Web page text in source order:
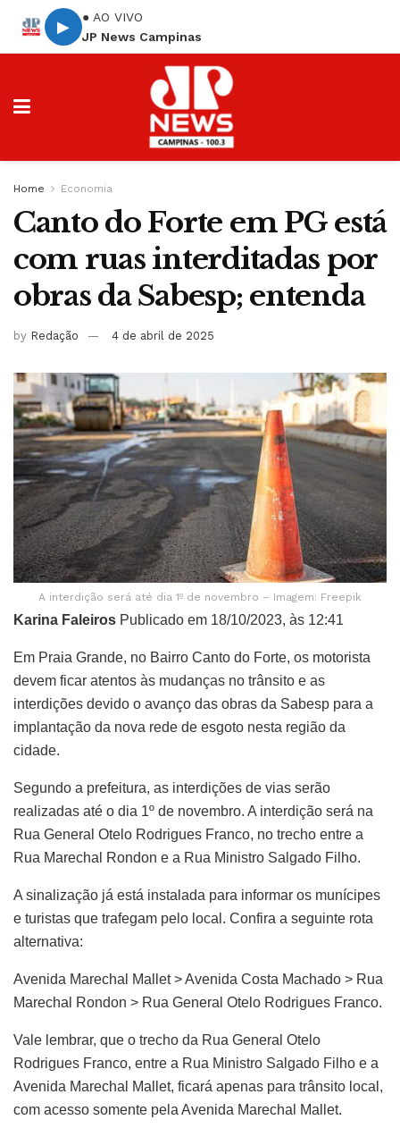
▶
● AO VIVO
JP News Campinas
Home Economia
Canto do Forte em PG está
com ruas interditadas por
obras da Sabesp; entenda
by Redação 4 de abril de 2025
A interdição será até dia 1º de novembro – Imagem: Freepik
Karina Faleiros Publicado em 18/10/2023, às 12:41
Em Praia Grande, no Bairro Canto do Forte, os motorista
devem ficar atentos às mudanças no trânsito e as
interdições devido o avanço das obras da Sabesp para a
implantação da nova rede de esgoto nesta região da
cidade.
Segundo a prefeitura, as interdições de vias serão
realizadas até o dia 1º de novembro. A interdição será na
Rua General Otelo Rodrigues Franco, no trecho entre a
Rua Marechal Rondon e a Rua Ministro Salgado Filho.
A sinalização já está instalada para informar os munícipes
e turistas que trafegam pelo local. Confira a seguinte rota
alternativa:
Avenida Marechal Mallet > Avenida Costa Machado > Rua
Marechal Rondon > Rua General Otelo Rodrigues Franco.
Vale lembrar, que o trecho da Rua General Otelo
Rodrigues Franco, entre a Rua Ministro Salgado Filho e a
Avenida Marechal Mallet, ficará apenas para trânsito local,
com acesso somente pela Avenida Marechal Mallet.